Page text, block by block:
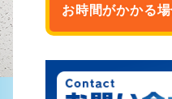
お時間がかかる